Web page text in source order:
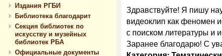
Издания РГБИ
Библиотека благодарит
Секция библиотек по
искусству и музейных
библиотек РБА
Официальные документы
Здравствуйте! Я пишу
видеоклип как феномен
с поиском литературы и
Заранее благодарю! С